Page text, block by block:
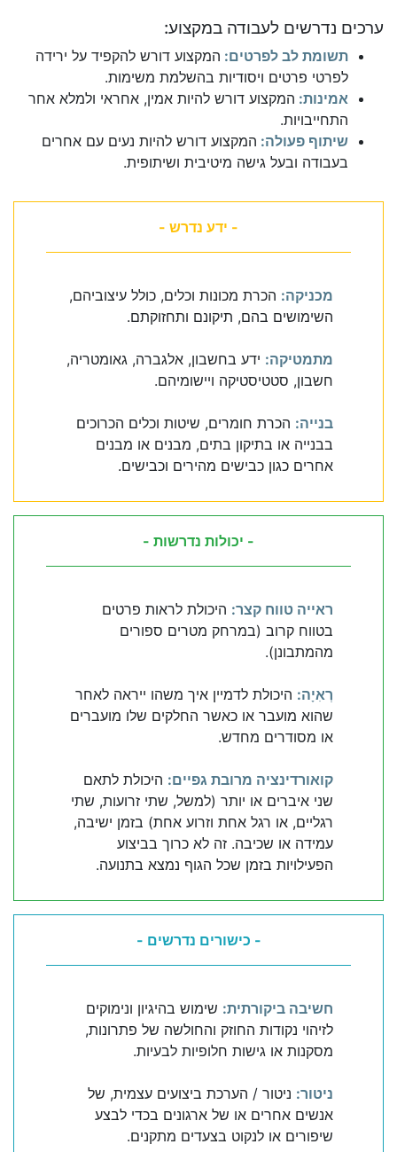
ערכים נדרשים לעבודה במקצוע:
תשומת לב לפרטים: המקצוע דורש להקפיד על ירידה
לפרטי פרטים ויסודיות בהשלמת משימות.
אמינות: המקצוע דורש להיות אמין, אחראי ולמלא אחר
התחייבויות.
שיתוף פעולה: המקצוע דורש להיות נעים עם אחרים
בעבודה ובעל גישה מיטיבית ושיתופית.
- ידע נדרש -
מכניקה: הכרת מכונות וכלים, כולל עיצוביהם,
השימושים בהם, תיקונם ותחזוקתם.
מתמטיקה: ידע בחשבון, אלגברה, גאומטריה,
חשבון, סטטיסטיקה ויישומיהם.
בנייה: הכרת חומרים, שיטות וכלים הכרוכים
בבנייה או בתיקון בתים, מבנים או מבנים
אחרים כגון כבישים מהירים וכבישים.
- יכולות נדרשות -
ראייה טווח קצר: היכולת לראות פרטים
בטווח קרוב (במרחק מטרים ספורים
מהמתבונן).
רְאִיָה: היכולת לדמיין איך משהו ייראה לאחר
שהוא מועבר או כאשר החלקים שלו מועברים
או מסודרים מחדש.
קואורדינציה מרובת גפיים: היכולת לתאם
שני איברים או יותר (למשל, שתי זרועות, שתי
רגליים, או רגל אחת וזרוע אחת) בזמן ישיבה,
עמידה או שכיבה. זה לא כרוך בביצוע
הפעילויות בזמן שכל הגוף נמצא בתנועה.
- כישורים נדרשים -
חשיבה ביקורתית: שימוש בהיגיון ונימוקים
לזיהוי נקודות החוזק והחולשה של פתרונות,
מסקנות או גישות חלופיות לבעיות.
ניטור: ניטור / הערכת ביצועים עצמית, של
אנשים אחרים או של ארגונים בכדי לבצע
שיפורים או לנקוט בצעדים מתקנים.